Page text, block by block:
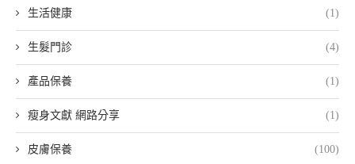
生活健康 (1)
生髮門診 (4)
產品保養 (1)
瘦身文獻 網路分享 (1)
皮膚保養 (100)